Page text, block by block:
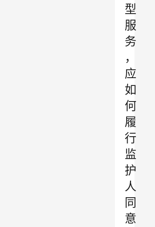
型
服
务
，
应
如
何
履
行
监
护
人
同
意